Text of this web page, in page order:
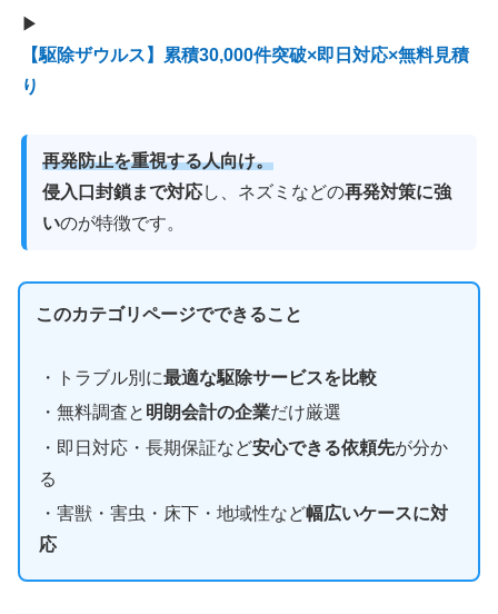
▶
【駆除ザウルス】累積30,000件突破×即日対応×無料見積
り
再発防止を重視する人向け。
侵入口封鎖まで対応し、ネズミなどの再発対策に強
いのが特徴です。
このカテゴリページでできること
・トラブル別に最適な駆除サービスを比較
・無料調査と 明朗会計の企業だけ厳選
・即日対応・長期保証など安心できる依頼先が分か
る
・害獣・害虫・床下・地域性など幅広いケースに対
応